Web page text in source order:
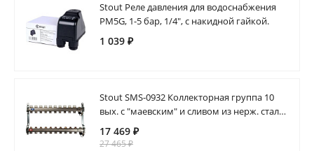
Stout Реле давления для водоснабжения
PM5G, 1-5 бар, 1/4", с накидной гайкой.
1 039 ₽
Stout SMS-0932 Коллекторная группа 10
вых. с "маевским" и сливом из нерж. стали
(без расходомеров)
17 469 ₽
27 465 ₽